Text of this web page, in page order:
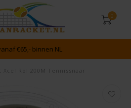
0
van Lelystad en omstreken